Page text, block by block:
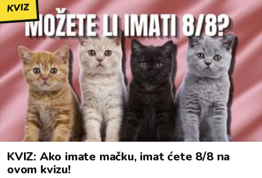
KVIZ
KVIZ: Ako imate mačku, imat ćete 8/8 na
ovom kvizu!